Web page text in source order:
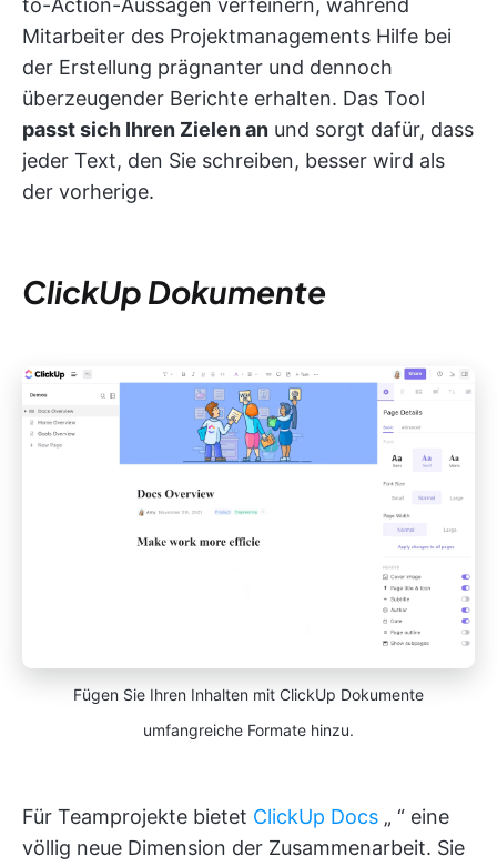
Mitarbeiter des Projektmanagements Hilfe bei
der Erstellung prägnanter und dennoch
überzeugender Berichte erhalten. Das Tool
passt sich Ihren Zielen an und sorgt dafür, dass
jeder Text, den Sie schreiben, besser wird als
der vorherige.
ClickUp Dokumente
Fügen Sie Ihren Inhalten mit ClickUp Dokumente
umfangreiche Formate hinzu.
Für Teamprojekte bietet ClickUp Docs „ “ eine
völlig neue Dimension der Zusammenarbeit. Sie